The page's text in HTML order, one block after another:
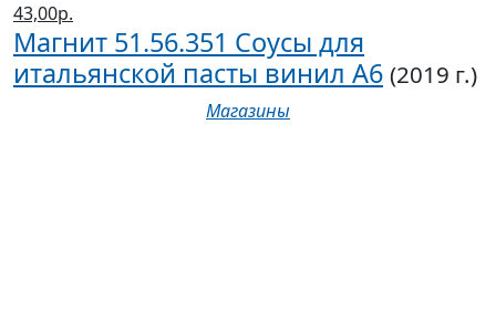
43,00р.
Магнит 51.56.351 Соусы для
итальянской пасты винил А6 (2019 г.)
Магазины